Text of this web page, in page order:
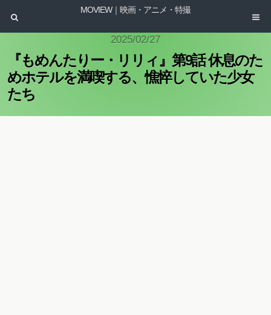
MOVIEW｜映画・アニメ・特撮
2025/02/27
『もめんたりー・リリィ』第9話 休息のた
めホテルを満喫する、憔悴していた少女
たち